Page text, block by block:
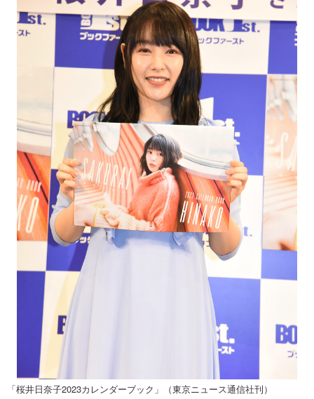
「桜井日奈子2023カレンダーブック」（東京ニュース通信社刊）